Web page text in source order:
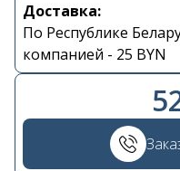
Доставка:
По Республике
компанией - 25 BYN
Контакты